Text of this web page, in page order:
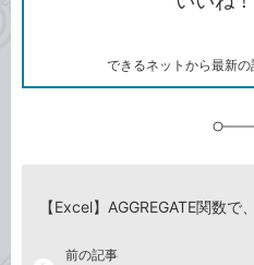
できるネットから最新の
前の記事
【Excel】AGGREGATE関数